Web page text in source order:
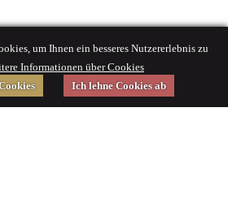
um Ihnen ein besseres Nutzererlebnis zu
Informationen über Cookies
Ich lehne Cookies ab